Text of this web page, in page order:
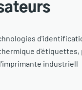
industriell